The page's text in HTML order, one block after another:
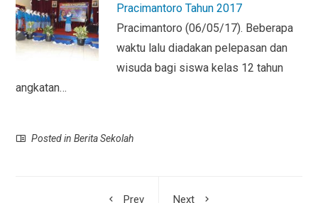
Pracimantoro Tahun 2017
Pracimantoro (06/05/17). Beberapa
waktu lalu diadakan pelepasan dan
wisuda bagi siswa kelas 12 tahun
angkatan…
Posted inBerita Sekolah
Prev Next